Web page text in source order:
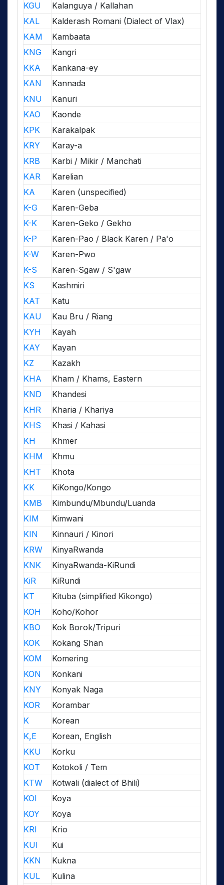
KGU
Kalanguya / Kallahan
KAL
Kalderash Romani (Dialect of Vlax)
KAM
Kambaata
KNG
Kangri
KKA
Kankana-ey
KAN
Kannada
KNU
Kanuri
KAO
Kaonde
KPK
Karakalpak
KRY
Karay-a
KRB
Karbi / Mikir / Manchati
KAR
Karelian
KA
Karen (unspecified)
K-G
Karen-Geba
K-K
Karen-Geko / Gekho
K-P
Karen-Pao / Black Karen / Pa'o
K-W
Karen-Pwo
K-S
Karen-Sgaw / S'gaw
KS
Kashmiri
KAT
Katu
KAU
Kau Bru / Riang
KYH
Kayah
KAY
Kayan
KZ
Kazakh
KHA
Kham / Khams, Eastern
KND
Khandesi
KHR
Kharia / Khariya
KHS
Khasi / Kahasi
KH
Khmer
KHM
Khmu
KHT
Khota
KK
KiKongo/Kongo
KMB
Kimbundu/Mbundu/Luanda
KIM
Kimwani
KIN
Kinnauri / Kinori
KRW
KinyaRwanda
KNK
KinyaRwanda-KiRundi
KiR
KiRundi
KT
Kituba (simplified Kikongo)
KOH
Koho/Kohor
KBO
Kok Borok/Tripuri
KOK
Kokang Shan
KOM
Komering
KON
Konkani
KNY
Konyak Naga
KOR
Korambar
K
Korean
K,E
Korean, English
KKU
Korku
KOT
Kotokoli / Tem
KTW
Kotwali (dialect of Bhili)
KOI
Koya
KOY
Koya
KRI
Krio
KUI
Kui
KKN
Kukna
KUL
Kulina